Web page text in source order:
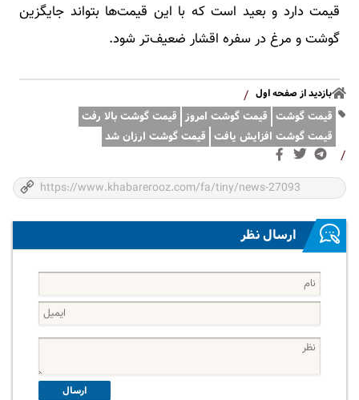
قیمت دارد و بعید است که با این قیمت‌ها بتواند جایگزین
گوشت و مرغ در سفره اقشار ضعیف‌تر شود.
بازدید از صفحه اول /
قیمت گوشت قیمت گوشت امروز
قیمت گوشت بالا رفت
قیمت گوشت افزایش یافت قیمت گوشت ارزان شد
/
ارسال نظر
ارسال